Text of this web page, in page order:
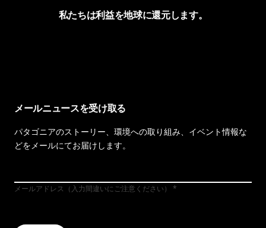
私たちは利益を地球に還元します。
メールニュースを受け取る
パタゴニアのストーリー、環境への取り組み、イベント情報な
どをメールにてお届けします。
メールアドレス（入力間違いにご注意ください）